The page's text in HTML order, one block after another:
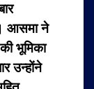
आसमा ने
भूमिका
उन्होंने